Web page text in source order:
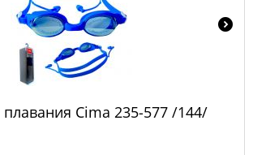
Сima 235-577 /144/